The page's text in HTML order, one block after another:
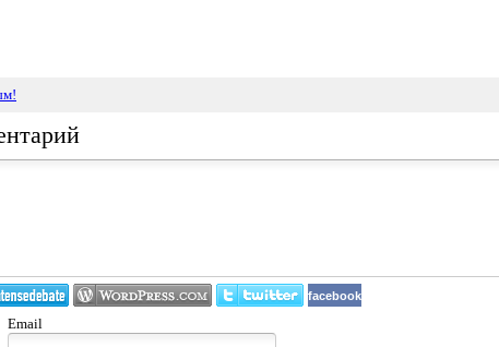
facebook
Email